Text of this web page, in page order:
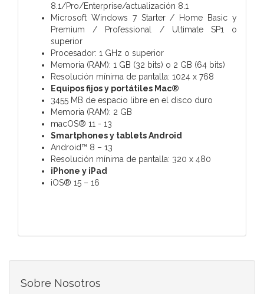
8.1/Pro/Enterprise/actualización 8.1
Microsoft Windows 7 Starter / Home Basic y
Premium / Professional / Ultimate SP1 o
superior
Procesador: 1 GHz o superior
Memoria (RAM): 1 GB (32 bits) o 2 GB (64 bits)
Resolución mínima de pantalla: 1024 x 768
Equipos fijos y portátiles Mac®
3455 MB de espacio libre en el disco duro
Memoria (RAM): 2 GB
macOS® 11 - 13
Smartphones y tablets Android
Android™ 8 – 13
Resolución mínima de pantalla: 320 x 480
iPhone y iPad
iOS® 15 – 16
Sobre Nosotros